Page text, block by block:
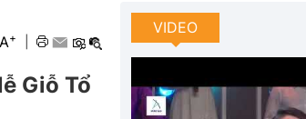
A+
Giỗ Tổ
VIDEO